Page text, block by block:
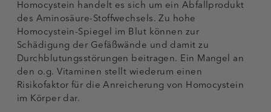
Homocystein handelt es sich um ein Abfallprodukt
des Aminosäure-Stoffwechsels. Zu hohe
Homocystein-Spiegel im Blut können zur
Schädigung der Gefäßwände und damit zu
Durchblutungsstörungen beitragen. Ein Mangel an
den o.g. Vitaminen stellt wiederum einen
Risikofaktor für die Anreicherung von Homocystein
im Körper dar.